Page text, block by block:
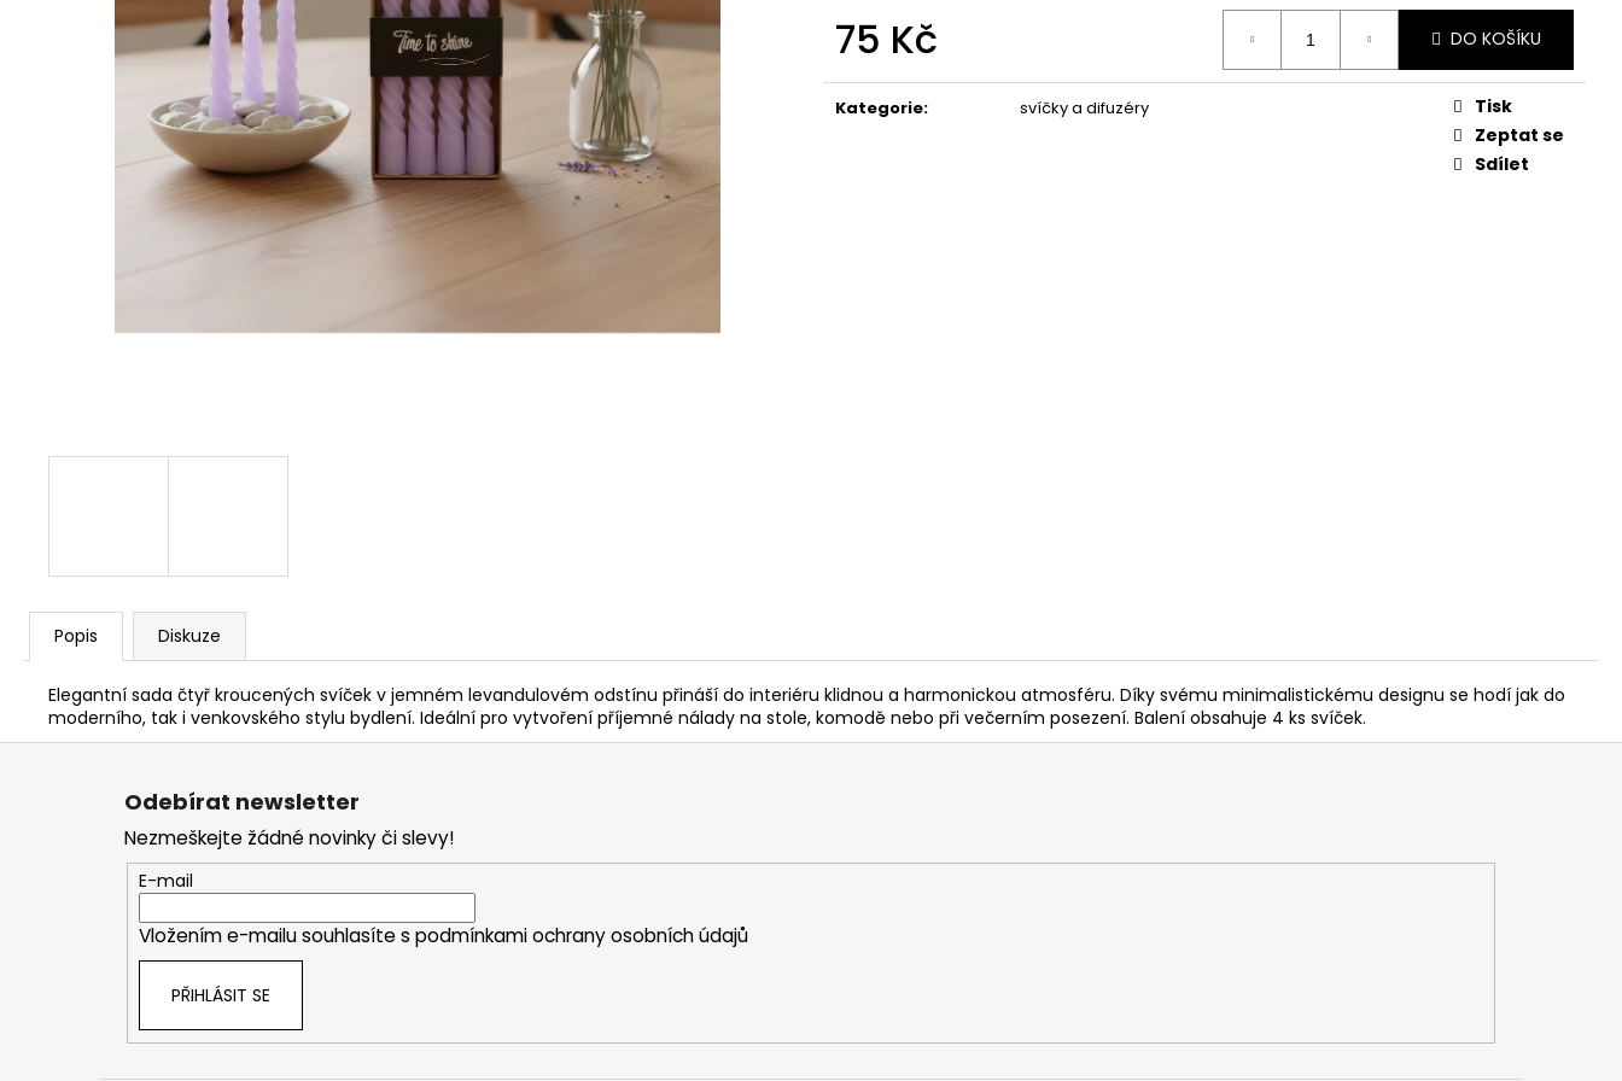
75 Kč
cena:
DO KOŠÍKU
Kategorie: svíčky a difuzéry
Tisk
Zeptat se
Sdílet
Popis Diskuze
Elegantní sada čtyř kroucených svíček v jemném levandulovém odstínu přináší do interiéru klidnou a harmonickou atmosféru. Díky svému minimalistickému designu se hodí jak do
moderního, tak i venkovského stylu bydlení. Ideální pro vytvoření příjemné nálady na stole, komodě nebo při večerním posezení. Balení obsahuje 4 ks svíček.
STABILIZOVANÁ KVĚTINA, VĚČNÁ RŮŽE
ANDĚL
419 Kč
STABILIZOVANÁ KVĚTINA, VĚČNÁ RŮŽE
ANDĚL
389 Kč
STABILIZOVANÁ KVĚTINA, VĚČNÁ RŮŽE
Z
Odebírat newsletter
Nezmeškejte žádné novinky či slevy!
E-mail
Vložením e-mailu souhlasíte s podmínkami ochrany osobních údajů
PŘIHLÁSIT SE